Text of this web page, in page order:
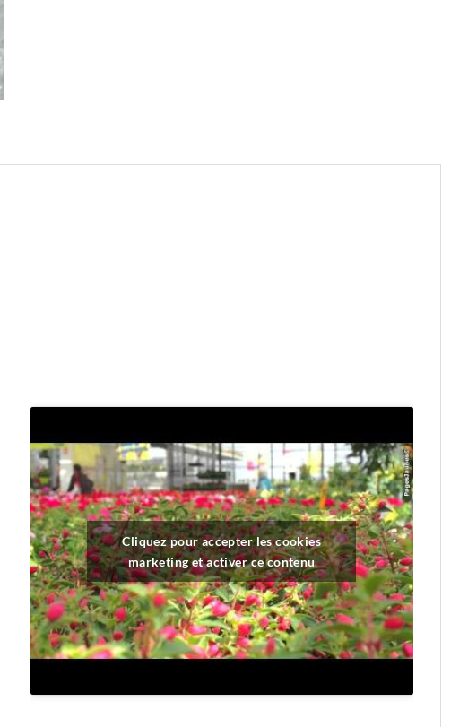
Cliquez pour accepter les cookies
marketing et activer ce contenu